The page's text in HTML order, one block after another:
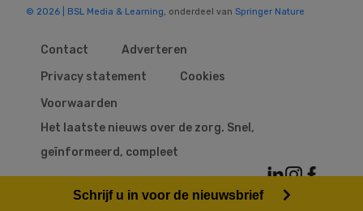
© 2026 | BSL Media & Learning, onderdeel van Springer Nature
Contact
Adverteren
Privacy statement
Cookies
Voorwaarden
Het laatste nieuws over de zorg. Snel,
geïnformeerd, compleet
Schrijf u in voor de nieuwsbrief